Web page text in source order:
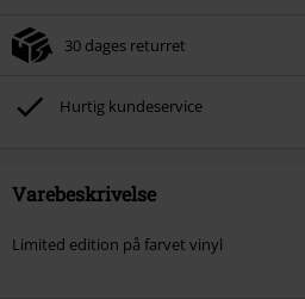
30 dages returret
Hurtig kundeservice
Varebeskrivelse
Limited edition på farvet vinyl